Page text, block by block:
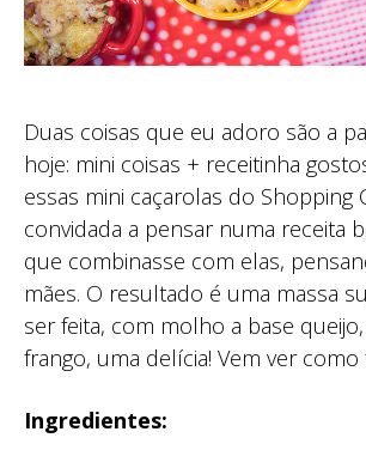
Duas coisas que eu adoro são a
hoje: mini coisas + receitinha
essas mini caçarolas do Shopping
convidada a pensar numa receita
que combinasse com elas,
mães. O resultado é uma massa
ser feita, com molho a base
frango, uma delícia! Vem ver como
Ingredientes: